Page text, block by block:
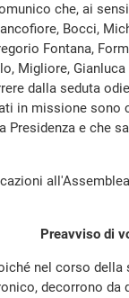
che, ai
Bocci,
Fontana,
Migliore,
dalla seduta
in missione sono
Presidenza e che
all'Assemblea
Preavviso di
nel corso della
decorrono